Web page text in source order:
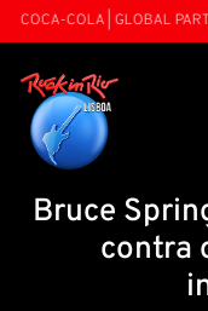
COCA-COLA | GLOBAL
Bruce
contra